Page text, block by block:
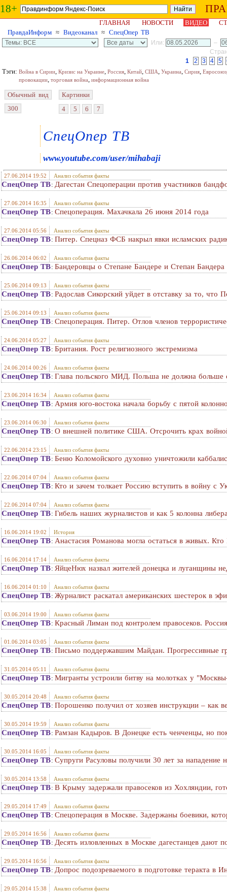
18+
ГЛАВНАЯ НОВОСТИ ВИДЕО
ПравдаИнформ ≈ Видеоканал ≈ СпецОпер ТВ
Или:
–
1
2 3 4 5
Тэги: Война в Сирии, Кризис на Украине, Россия, Китай, США, Украина, Сирия, Евросоюз
провокации, торговая война, информационная война
Обычный вид
300
Картинки
4
5 6 7
СпецОпер ТВ
www.youtube.com/user/mihabaji
27.06.2014 19:52 Анализ события факты
СпецОпер ТВ: Дагестан Спецоперации против участников
27.06.2014 16:35 Анализ события факты
СпецОпер ТВ: Спецоперация. Махачкала 26 июня 2014 года
27.06.2014 05:56 Анализ события факты
СпецОпер ТВ: Питер. Спецназ ФСБ накрыл явки исламских
26.06.2014 06:02 Анализ события факты
СпецОпер ТВ: Бандеровцы о Степане Бандере и Степан Бандера
25.06.2014 09:13 Анализ события факты
СпецОпер ТВ: Радослав Сикорский уйдет в отставку за то,
25.06.2014 09:13 Анализ события факты
СпецОпер ТВ: Спецоперация. Питер. Отлов членов
24.06.2014 05:27 Анализ события факты
СпецОпер ТВ: Британия. Рост религиозного экстремизма
24.06.2014 00:26 Анализ события факты
СпецОпер ТВ: Глава польского МИД. Польша не должна
23.06.2014 16:34 Анализ события факты
СпецОпер ТВ: Армия юго-востока начала борьбу с пятой
23.06.2014 06:30 Анализ события факты
СпецОпер ТВ: О внешней политике США. Отсрочить крах
22.06.2014 23:15 Анализ события факты
СпецОпер ТВ: Беню Коломойского духовно уничтожили
22.06.2014 07:04 Анализ события факты
СпецОпер ТВ: Кто и зачем толкает Россию вступить в войну с
22.06.2014 07:04 Анализ события факты
СпецОпер ТВ: Гибель наших журналистов и как 5 колонна
16.06.2014 19:02 История
СпецОпер ТВ: Анастасия Романова могла остаться в живых.
16.06.2014 17:14 Анализ события факты
СпецОпер ТВ: ЯйцеНюх назвал жителей донецка и луганщины
16.06.2014 01:10 Анализ события факты
СпецОпер ТВ: Журналист раскатал американских шестерок в
03.06.2014 19:00 Анализ события факты
СпецОпер ТВ: Красный Лиман под контролем правосеков.
01.06.2014 03:05 Анализ события факты
СпецОпер ТВ: Письмо поддержавшим Майдан. Прогрессивные
31.05.2014 05:11 Анализ события факты
СпецОпер ТВ: Мигранты устроили битву на молотках у
30.05.2014 20:48 Анализ события факты
СпецОпер ТВ: Порошенко получил от хозяев инструкции – как
30.05.2014 19:59 Анализ события факты
СпецОпер ТВ: Рамзан Кадыров. В Донецке есть ченченцы, но
30.05.2014 16:05 Анализ события факты
СпецОпер ТВ: Супруги Расуловы получили 30 лет за нападение
30.05.2014 13:58 Анализ события факты
СпецОпер ТВ: В Крыму задержали правосеков из Хохляндии,
29.05.2014 17:49 Анализ события факты
СпецОпер ТВ: Спецоперация в Москве. Задержаны боевики,
29.05.2014 16:56 Анализ события факты
СпецОпер ТВ: Десять изловленных в Москве дагестанцев дают
29.05.2014 16:56 Анализ события факты
СпецОпер ТВ: Допрос подозреваемого в подготовке теракта в
29.05.2014 15:38 Анализ события факты